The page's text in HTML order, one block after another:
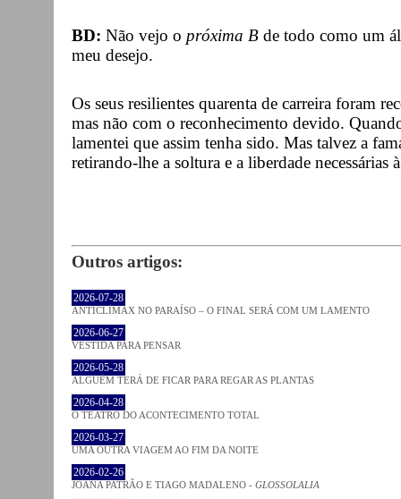
BD: Não vejo o próxima B de todo como um
meu desejo.
Os seus resilientes quarenta de carreira foram
mas não com o reconhecimento devido.
lamentei que assim tenha sido. Mas talvez a
retirando-lhe a soltura e a liberdade necessárias
Outros artigos:
2026-07-28
ANTICLÍMAX NO PARAÍSO – O FINAL SERÁ COM UM LAMENTO
2026-06-27
VESTIDA PARA PENSAR
2026-05-28
ALGUÉM TERÁ DE FICAR PARA REGAR AS PLANTAS
2026-04-28
O TEATRO DO ACONTECIMENTO TOTAL
2026-03-27
UMA OUTRA VIAGEM AO FIM DA NOITE
2026-02-26
JOANA PATRÃO E TIAGO MADALENO - GLOSSOLALIA